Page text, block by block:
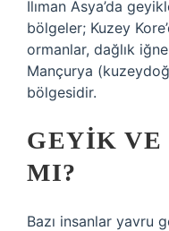
Ilıman Asya’da
bölgeler; Kuzey
ormanlar, dağlık
Mançurya
bölgesidir.
GEYIK VE
MI?
Bazı insanlar yavru